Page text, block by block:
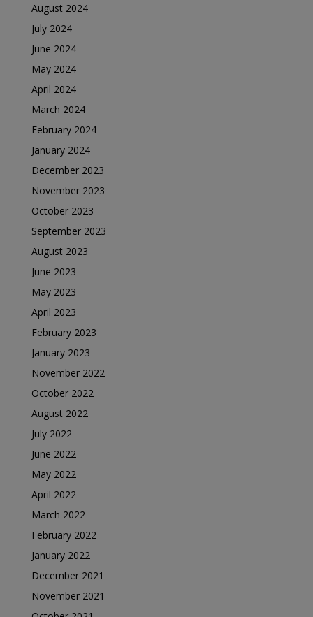
August 2024
July 2024
June 2024
May 2024
April 2024
March 2024
February 2024
January 2024
December 2023
November 2023
October 2023
September 2023
August 2023
June 2023
May 2023
April 2023
February 2023
January 2023
November 2022
October 2022
August 2022
July 2022
June 2022
May 2022
April 2022
March 2022
February 2022
January 2022
December 2021
November 2021